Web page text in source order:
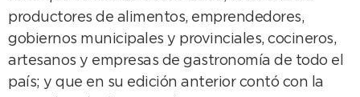
productores de alimentos, emprendedores,
gobiernos municipales y provinciales, cocineros,
artesanos y empresas de gastronomía de todo el
país; y que en su edición anterior contó con la